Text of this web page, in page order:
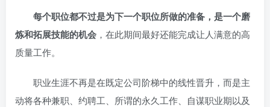
每个职位都不过是为下一个职位所做的准备，是一个磨
炼和拓展技能的机会 ，在此期间最好还能完成让人满意的高
质量工作。
职业生涯不再是在既定公司阶梯中的线性晋升，而是主
动将各种兼职、约聘工、所谓的永久工作、自谋职业期以及